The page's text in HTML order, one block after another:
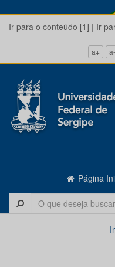
Ir para o conteúdo [1] | Ir
a+ a-
Página